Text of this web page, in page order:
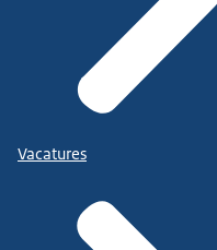
Vacatures